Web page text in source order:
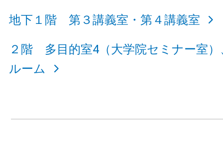
地下１階 第３講義室・第４講義室
２階 多目的室4（大学院セミナー室
ルーム